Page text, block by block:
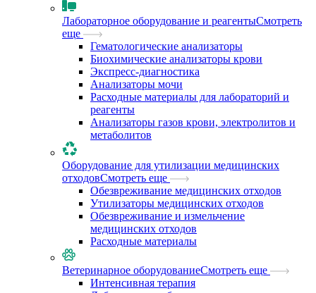
Лабораторное оборудование и реагентыСмотреть
еще
Гематологические анализаторы
Биохимические анализаторы крови
Экспресс-диагностика
Анализаторы мочи
Расходные материалы для лабораторий и
реагенты
Анализаторы газов крови, электролитов и
метаболитов
Оборудование для утилизации медицинских
отходовСмотреть еще
Обезвреживание медицинских отходов
Утилизаторы медицинских отходов
Обезвреживание и измельчение
медицинских отходов
Расходные материалы
Ветеринарное оборудованиеСмотреть еще
Интенсивная терапия